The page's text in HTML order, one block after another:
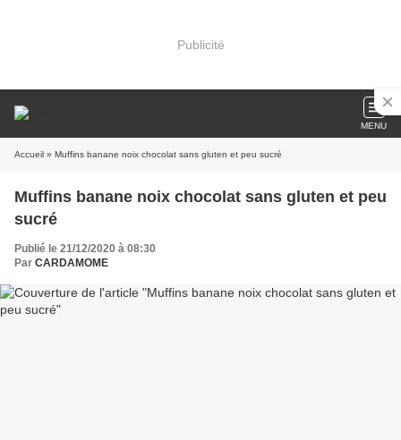
Publicité
MENU
Accueil » Muffins banane noix chocolat sans gluten et peu sucré
Muffins banane noix chocolat sans gluten et peu
sucré
Publié le 21/12/2020 à 08:30
Par CARDAMOME